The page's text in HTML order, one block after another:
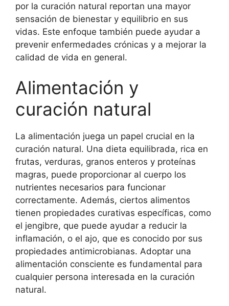
por la curación natural reportan una mayor
sensación de bienestar y equilibrio en sus
vidas. Este enfoque también puede ayudar a
prevenir enfermedades crónicas y a mejorar la
calidad de vida en general.
Alimentación y
curación natural
La alimentación juega un papel crucial en la
curación natural. Una dieta equilibrada, rica en
frutas, verduras, granos enteros y proteínas
magras, puede proporcionar al cuerpo los
nutrientes necesarios para funcionar
correctamente. Además, ciertos alimentos
tienen propiedades curativas específicas, como
el jengibre, que puede ayudar a reducir la
inflamación, o el ajo, que es conocido por sus
propiedades antimicrobianas. Adoptar una
alimentación consciente es fundamental para
cualquier persona interesada en la curación
natural.